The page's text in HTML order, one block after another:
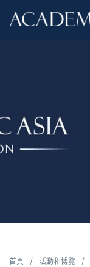
首頁 / 活動和博覽 /